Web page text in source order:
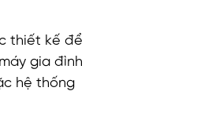
thiết kế để
gia đình
hệ thống